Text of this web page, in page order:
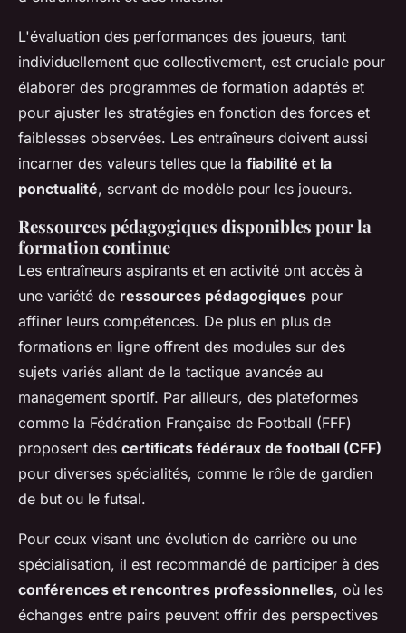
L'évaluation des performances des joueurs, tant
individuellement que collectivement, est cruciale pour
élaborer des programmes de formation adaptés et
pour ajuster les stratégies en fonction des forces et
faiblesses observées. Les entraîneurs doivent aussi
incarner des valeurs telles que la fiabilité et la
ponctualité, servant de modèle pour les joueurs.
Ressources pédagogiques disponibles pour la
formation continue
Les entraîneurs aspirants et en activité ont accès à
une variété de ressources pédagogiques pour
affiner leurs compétences. De plus en plus de
formations en ligne offrent des modules sur des
sujets variés allant de la tactique avancée au
management sportif. Par ailleurs, des plateformes
comme la Fédération Française de Football (FFF)
proposent des certificats fédéraux de football (CFF)
pour diverses spécialités, comme le rôle de gardien
de but ou le futsal.
Pour ceux visant une évolution de carrière ou une
spécialisation, il est recommandé de participer à des
conférences et rencontres professionnelles, où les
échanges entre pairs peuvent offrir des perspectives